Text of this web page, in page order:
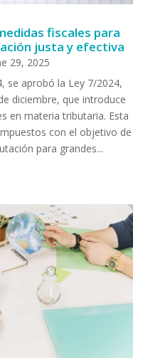
fiscales para
justa y efectiva
29, 2025
se aprobó la Ley 7/2024,
diciembre, que introduce
en materia tributaria. Esta
con el objetivo de
para grandes...